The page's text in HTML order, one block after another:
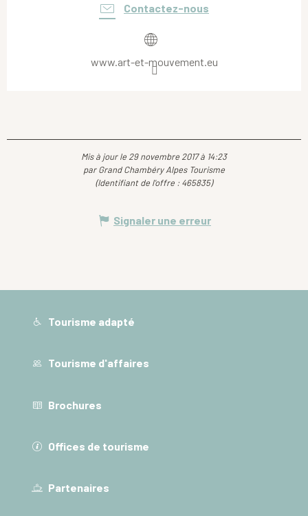
Contactez-nous
www.art-et-mouvement.eu
Mis à jour le 29 novembre 2017 à 14:23
par Grand Chambéry Alpes Tourisme
(Identifiant de l'offre : 465835)
Signaler une erreur
Tourisme adapté
Tourisme d'affaires
Brochures
Offices de tourisme
Partenaires